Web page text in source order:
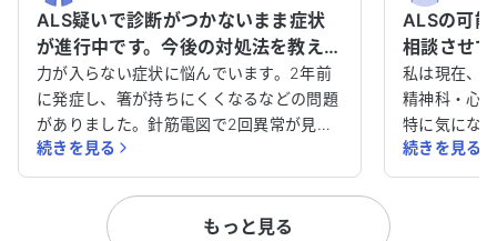
ALS疑いで診断がつかないまま症状
が進行中です。今後の対処法を教えて
ください。
力が入らない症状に悩んでいます。2年前
に発症し、箸が持ちにくくなるなどの問題
がありました。針筋電図で2回異常が見つ
かりましたが、診断基準に達していないた
め、病名がついていません。ただし、症状
は確実に進行しています。具体的には、歩
行困難や腕が上がらない、巧緻動作ができ
続きを見る
ALSの可
相談させ
私は現在、
精神科・心
特に気にな
しづらさが
ても心配し
続きを見る
もっと見る